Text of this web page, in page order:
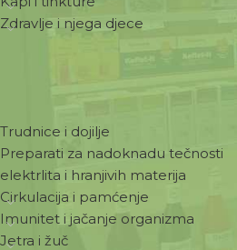
Zdravlje i njega djece
ZDRAVSTVENE POTREBE
Trudnice i dojilje
Preparati za nadoknadu tečnosti
elektrlita i hranjivih materija
Cirkulacija i pamćenje
Imunitet i jačanje organizma
Jetra i žuč